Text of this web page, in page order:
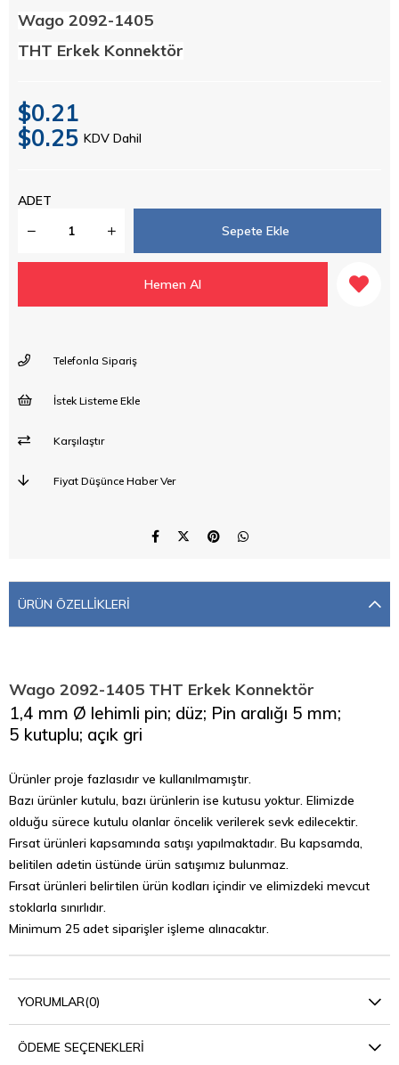
Wago 2092-1405
THT Erkek Konnektör
$0.21
KDV Dahil
$0.25
ADET
Telefonla Sipariş
İstek Listeme Ekle
Karşılaştır
Fiyat Düşünce Haber Ver
ÜRÜN ÖZELLIKLERI
Wago 2092-1405 THT Erkek Konnektör
1,4 mm Ø lehimli pin; düz; Pin aralığı 5 mm;
5 kutuplu; açık gri
Ürünler proje fazlasıdır ve kullanılmamıştır.
Bazı ürünler kutulu, bazı ürünlerin ise kutusu yoktur. Elimizde
olduğu sürece kutulu olanlar öncelik verilerek sevk edilecektir.
Fırsat ürünleri kapsamında satışı yapılmaktadır. Bu kapsamda,
belitilen adetin üstünde ürün satışımız bulunmaz.
Fırsat ürünleri belirtilen ürün kodları içindir ve elimizdeki mevcut
stoklarla sınırlıdır.
Minimum 25 adet siparişler işleme alınacaktır.
YORUMLAR(0)
ÖDEME SEÇENEKLERI